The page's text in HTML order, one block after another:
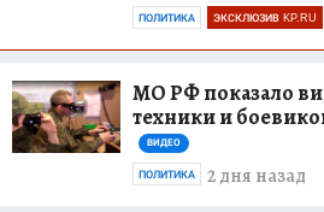
ПОЛИТИКА ЭКСКЛЮЗИВ KP.RU
МО РФ показало
техники и
ВИДЕО
2 дня назад
ПОЛИТИКА